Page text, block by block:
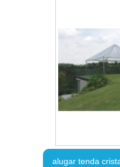
alugar tenda